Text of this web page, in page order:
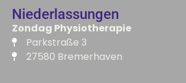
Niederlassungen
Zondag Physiotherapie​
Parkstraße 3
27580 Bremerhaven